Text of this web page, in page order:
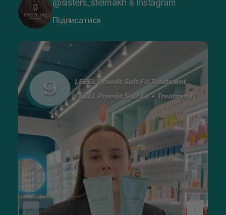
@sisters_stelmakh в Instagram
Підписатися